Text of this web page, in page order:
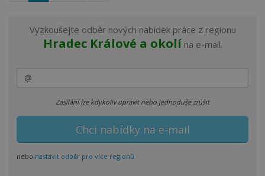
Vyzkoušejte odběr nových nabídek práce z regionu
Hradec Králové a okolí na e-mail.
Zasílání lze kdykoliv upravit nebo jednoduše zrušit
nebo nastavit odběr pro více regionů